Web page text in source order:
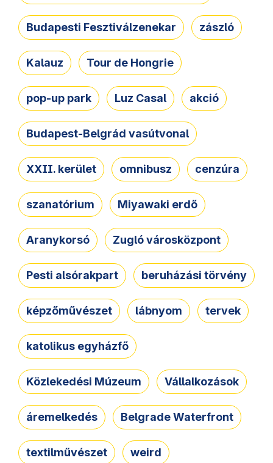
Budapesti Fesztiválzenekar zászló
Kalauz Tour de Hongrie
pop-up park Luz Casal akció
Budapest-Belgrád vasútvonal
XXII. kerület omnibusz cenzúra
szanatórium Miyawaki erdő
Aranykorsó Zugló városközpont
Pesti alsórakpart beruházási törvény
képzőművészet lábnyom tervek
katolikus egyházfő
Közlekedési Múzeum Vállalkozások
áremelkedés Belgrade Waterfront
textilművészet weird